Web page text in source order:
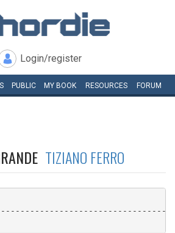
Login/register
PUBLIC MY BOOK RESOURCES FORUM
TIZIANO FERRO